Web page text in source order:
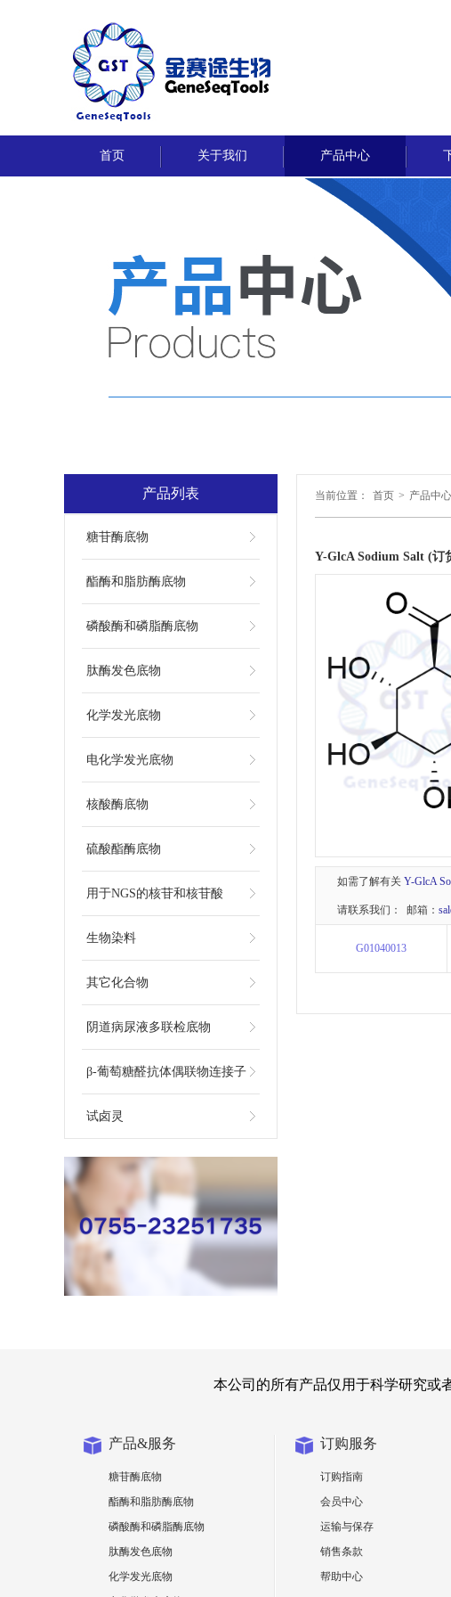
首页 关于我们 产品中心
产品列表
糖苷酶底物
酯酶和脂肪酶底物
磷酸酶和磷脂酶底物
肽酶发色底物
化学发光底物
电化学发光底物
核酸酶底物
硫酸酯酶底物
用于NGS的核苷和核苷酸
生物染料
其它化合物
阴道病尿液多联检底物
β-葡萄糖醛抗体偶联物连接子
试卤灵
当前位置： 首页 > 产品中心
Y-GlcA Sodium Salt (订
如需了解有关 Y-GlcA
请联系我们： 邮箱：
G01040013
本公司的所有产品仅用于科学研究或
产品&服务
糖苷酶底物
酯酶和脂肪酶底物
磷酸酶和磷脂酶底物
肽酶发色底物
化学发光底物
订购服务
订购指南
会员中心
运输与保存
销售条款
帮助中心